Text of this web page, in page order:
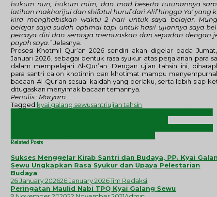
hukum nun, hukum mim, dan mad beserta turunannya
latihan makhorijul dan shifatul huruf dari Alif hingga Ya’ yang
kira menghabiskan waktu 2 hari untuk saya belajar.
belajar saya sudah optimal tapi untuk hasil ujiannya saya
percaya diri dan semoga memuaskan dan sepadan dengan
payah saya. ” Jelasnya.
Prosesi Khotmil Qur’an 2026 sendiri akan digelar pada
Januari 2026, sebagai bentuk rasa syukur atas perjalanan para
dalam mempelajari Al-Qur’an. Dengan ujian tahsin ini,
para santri calon khotimin dan khotimat mampu
bacaan Al-Qur’an sesuai kaidah yang berlaku, serta lebih siap
ditugaskan menyimak bacaan temannya.
Penulis : Maryam
Tagged kyai galang sewusantriujian tahsin
Post
Related Posts
Sukses Menggelar Kirab Santri dan Budaya, PP. Kyai
Sewu Ungkapkan Rasa Syukur dan Upaya Pelestarian
Budaya
26 January 202626 January 2026Tim Redaksi
Peringatan Maulid Nabi TPQ Kyai Galang Sewu